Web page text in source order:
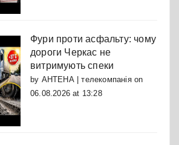
Фури проти асфальту: чому
дороги Черкас не
витримують спеки
by АНТЕНА | телекомпаніяon
06.08.2026 at 13:28